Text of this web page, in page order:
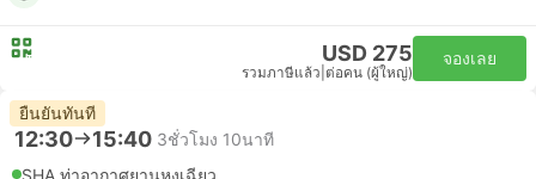
USD 275
รวมภาษีแล้ว ต่อคน (ผู้ใหญ่)
จองเลย
ยืนยันทันที
12:30 15:40 3ชั่วโมง 10นาที
SHA ท่าอากาศยานหงเฉียว